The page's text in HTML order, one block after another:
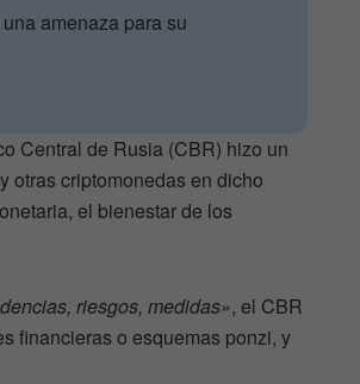
amenaza para su
Central de Rusia (CBR) hizo un
otras criptomonedas en dicho
el bienestar de los
riesgos, medidas», el CBR
financieras o esquemas ponzi, y